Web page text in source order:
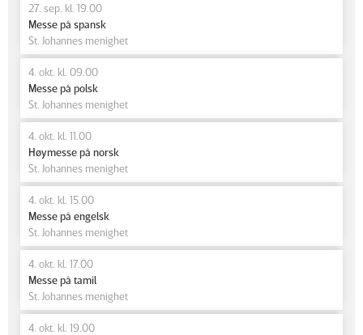
27. sep. kl. 19.00
Messe på spansk
St. Johannes menighet
4. okt. kl. 09.00
Messe på polsk
St. Johannes menighet
4. okt. kl. 11.00
Høymesse på norsk
St. Johannes menighet
4. okt. kl. 15.00
Messe på engelsk
St. Johannes menighet
4. okt. kl. 17.00
Messe på tamil
St. Johannes menighet
4. okt. kl. 19.00